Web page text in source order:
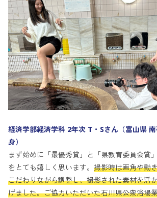
経済学部経済学科 2年次 T・Sさん（富山県
身）
まず始めに「最優秀賞」と「県教育委員会賞
をとても嬉しく思います。 撮影時は画角や動
こだわりながら調整し、撮影された素材を活
げました。ご協力いただいた石川県公衆浴場